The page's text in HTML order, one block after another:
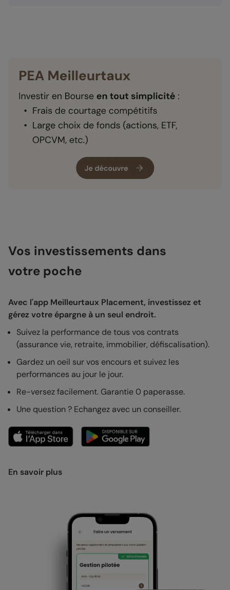
Vos investissements dans
votre poche
Avec l'app Meilleurtaux Placement, investissez et
gérez votre épargne à un seul endroit.
Suivez la performance de tous vos contrats
(assurance vie, retraite, immobilier, défiscalisation).
Gardez un oeil sur vos encours et suivez les
performances au jour le jour.
Re-versez facilement. Garantie 0 paperasse.
Une question ? Echangez avec un conseiller.
En savoir plus